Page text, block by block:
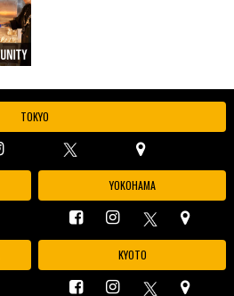
TOKYO
YOKOHAMA
KYOTO